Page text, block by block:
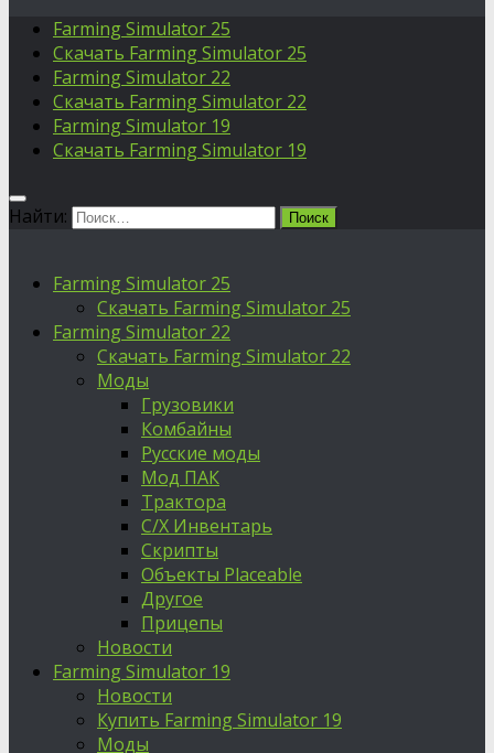
Farming Simulator 25
Скачать Farming Simulator 25
Farming Simulator 22
Скачать Farming Simulator 22
Farming Simulator 19
Скачать Farming Simulator 19
Найти:
Farming Simulator 25
Скачать Farming Simulator 25
Farming Simulator 22
Скачать Farming Simulator 22
Моды
Грузовики
Комбайны
Русские моды
Мод ПАК
Трактора
С/Х Инвентарь
Скрипты
Объекты Placeable
Другое
Прицепы
Новости
Farming Simulator 19
Новости
Купить Farming Simulator 19
Моды